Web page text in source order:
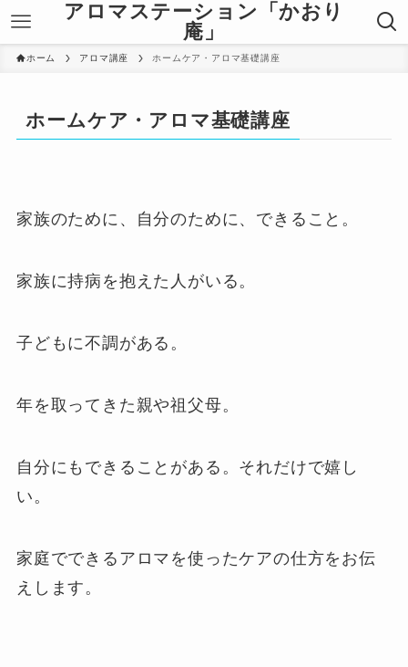
アロマステーション「かおり
庵」
ホーム アロマ講座 ホームケア・アロマ基礎講座
ホームケア・アロマ基礎講座
家族のために、自分のために、できること。
家族に持病を抱えた人がいる。
子どもに不調がある。
年を取ってきた親や祖父母。
自分にもできることがある。それだけで嬉し
い。
家庭でできるアロマを使ったケアの仕方をお伝
えします。